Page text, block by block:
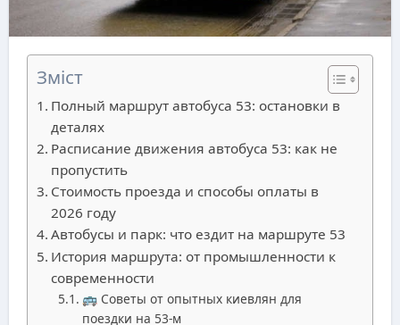
Зміст
Полный маршрут автобуса 53: остановки в
деталях
Расписание движения автобуса 53: как не
пропустить
Стоимость проезда и способы оплаты в
2026 году
Автобусы и парк: что ездит на маршруте 53
История маршрута: от промышленности к
современности
🚌 Советы от опытных киевлян для
поездки на 53-м